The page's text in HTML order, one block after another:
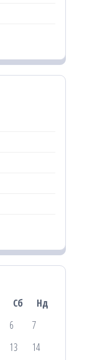
Сб
Нд
6
7
13
14